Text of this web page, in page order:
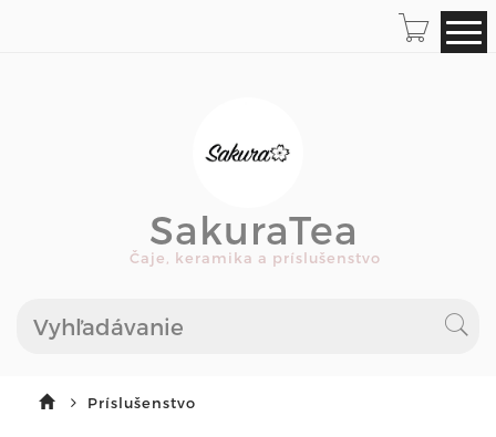
SakuraTea
Čaje, keramika a príslušenstvo
Príslušenstvo